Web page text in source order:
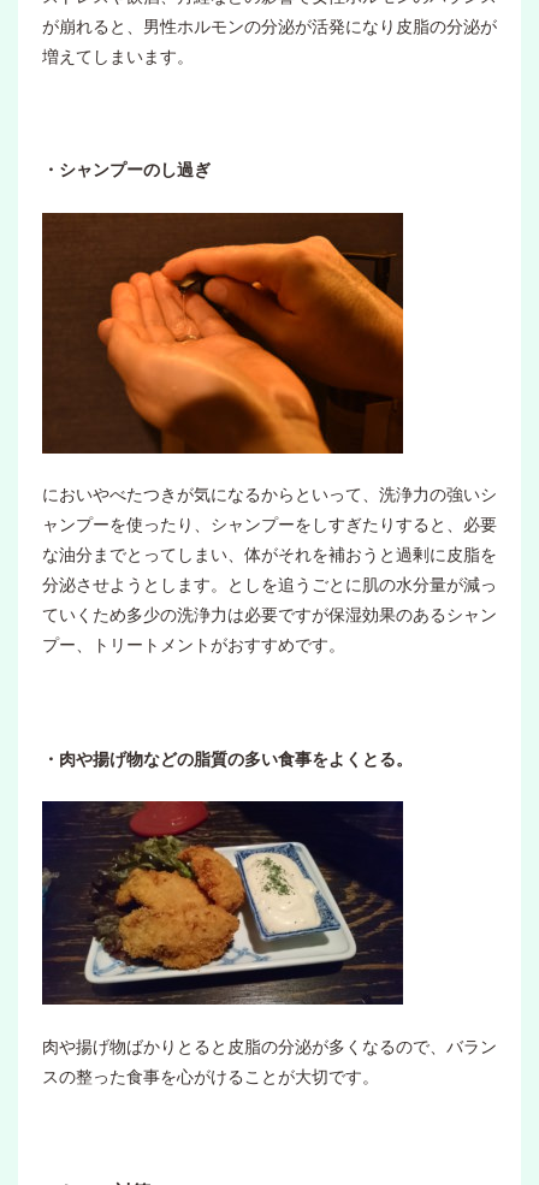
が崩れると、男性ホルモンの分泌が活発になり皮脂の分泌が
増えてしまいます。
・シャンプーのし過ぎ
においやべたつきが気になるからといって、洗浄力の強いシ
ャンプーを使ったり、シャンプーをしすぎたりすると、必要
な油分までとってしまい、体がそれを補おうと過剰に皮脂を
分泌させようとします。としを追うごとに肌の水分量が減っ
ていくため多少の洗浄力は必要ですが保湿効果のあるシャン
プー、トリートメントがおすすめです。
・肉や揚げ物などの脂質の多い食事をよくとる。
肉や揚げ物ばかりとると皮脂の分泌が多くなるので、バラン
スの整った食事を心がけることが大切です。